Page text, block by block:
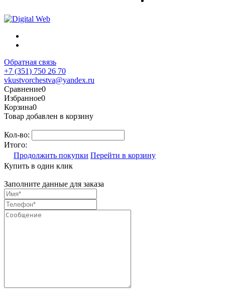
Обратная связь
+7 (351) 750 26 70
vkustvorchestva@yandex.ru
Сравнение0
Избранное0
Корзина0
Товар добавлен в корзину
Кол-во:
Итого:
Продолжить покупки Перейти в корзину
Купить в один клик
Заполните данные для заказа